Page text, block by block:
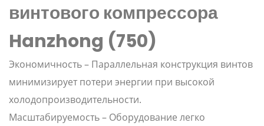
винтового компрессора
Hanzhong (750)
Экономичность – Параллельная конструкция винтов
минимизирует потери энергии при высокой
холодопроизводительности.
Масштабируемость – Оборудование легко